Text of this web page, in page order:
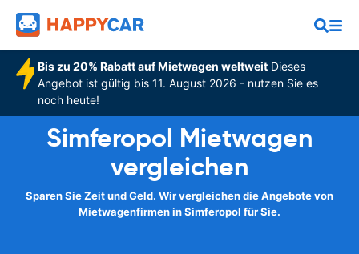
Bis zu 20% Rabatt auf Mietwagen weltweitDieses
Angebot ist gültig bis 11. August 2026 - nutzen Sie es
noch heute!
Simferopol Mietwagen
vergleichen
Sparen Sie Zeit und Geld. Wir vergleichen die Angebote von
Mietwagenfirmen in Simferopol für Sie.